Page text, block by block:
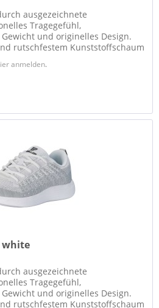
ausgezeichnete
Tragegefühl,
und originelles Design.
rutschfestem Kunststoffschaum
anmelden.
white
ausgezeichnete
Tragegefühl,
und originelles Design.
rutschfestem Kunststoffschaum